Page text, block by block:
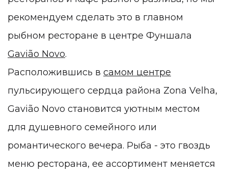
рекомендуем сделать это в главном
рыбном ресторане в центре Фуншала
Gavião Novo.
Расположившись в самом центре
пульсирующего сердца района Zona Velha,
Gavião Novo становится уютным местом
для душевного семейного или
романтического вечера. Рыба - это гвоздь
меню ресторана, ее ассортимент меняется